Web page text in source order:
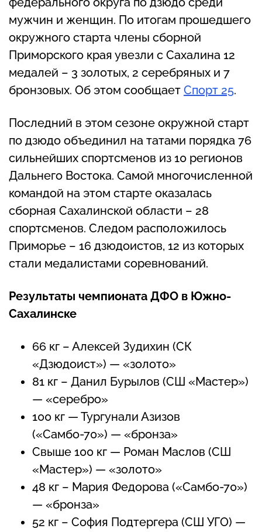
мужчин и женщин. По итогам прошедшего
окружного старта члены сборной
Приморского края увезли с Сахалина 12
медалей – 3 золотых, 2 серебряных и 7
бронзовых. Об этом сообщает Спорт 25.
Последний в этом сезоне окружной старт
по дзюдо объединил на татами порядка 76
сильнейших спортсменов из 10 регионов
Дальнего Востока. Самой многочисленной
командой на этом старте оказалась
сборная Сахалинской области – 28
спортсменов. Следом расположилось
Приморье – 16 дзюдоистов, 12 из которых
стали медалистами соревнований.
Результаты чемпионата ДФО в Южно-
Сахалинске
66 кг – Алексей Зудихин (СК
«Дзюдоист») — «золото»
81 кг – Данил Бурылов (СШ «Мастер»)
— «серебро»
100 кг — Тургунали Азизов
(«Самбо-70») — «бронза»
Свыше 100 кг — Роман Маслов (СШ
«Мастер») — «золото»
48 кг – Мария Федорова («Самбо-70»)
— «бронза»
52 кг – София Подтергера (СШ УГО) —